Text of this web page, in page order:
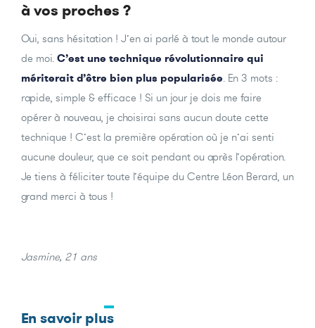
à vos proches ?
Oui, sans hésitation ! J’en ai parlé à tout le monde autour
de moi. C’est une technique révolutionnaire qui
mériterait d’être bien plus popularisée. En 3 mots :
rapide, simple & efficace ! Si un jour je dois me faire
opérer à nouveau, je choisirai sans aucun doute cette
technique ! C’est la première opération où je n’ai senti
aucune douleur, que ce soit pendant ou après l’opération.
Je tiens à féliciter toute l’équipe du Centre Léon Berard, un
grand merci à tous !
Jasmine, 21 ans
En savoir plus